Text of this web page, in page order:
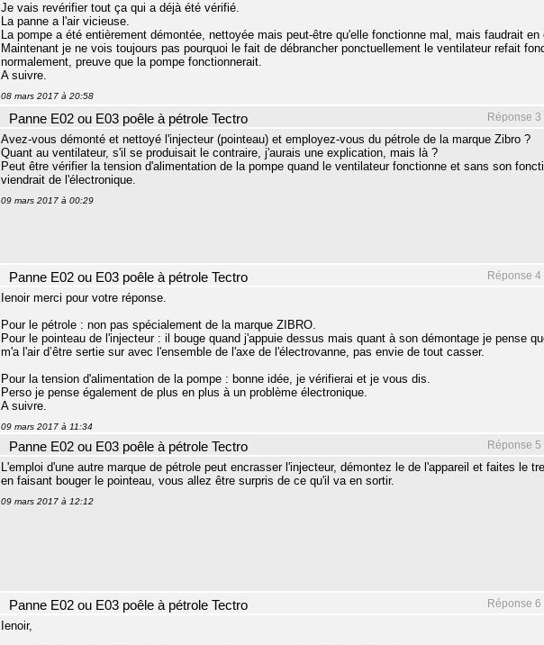
Je vais revérifier tout ça qui a déjà été vérifié.
La panne a l'air vicieuse.
La pompe a été entièrement démontée, nettoyée mais peut-être qu'elle fonctionne mal, mais faudrait
Maintenant je ne vois toujours pas pourquoi le fait de débrancher ponctuellement le ventilateur refait
normalement, preuve que la pompe fonctionnerait.
A suivre.
08 mars 2017 à 20:58
Réponse
Panne E02 ou E03 poêle à pétrole Tectro
Avez-vous démonté et nettoyé l'injecteur (pointeau) et employez-vous du pétrole de la marque Zibro ?
Quant au ventilateur, s'il se produisait le contraire, j'aurais une explication, mais là ?
Peut être vérifier la tension d'alimentation de la pompe quand le ventilateur fonctionne et sans son
viendrait de l'électronique.
09 mars 2017 à 00:29
Réponse
Panne E02 ou E03 poêle à pétrole Tectro
Ienoir merci pour votre réponse.
Pour le pétrole : non pas spécialement de la marque ZIBRO.
Pour le pointeau de l'injecteur : il bouge quand j'appuie dessus mais quant à son démontage je pense
m'a l'air d’être sertie sur avec l'ensemble de l'axe de l'électrovanne, pas envie de tout casser.
Pour la tension d'alimentation de la pompe : bonne idée, je vérifierai et je vous dis.
Perso je pense également de plus en plus à un problème électronique.
A suivre.
09 mars 2017 à 11:34
Réponse
Panne E02 ou E03 poêle à pétrole Tectro
L'emploi d'une autre marque de pétrole peut encrasser l'injecteur, démontez le de l'appareil et faites le
en faisant bouger le pointeau, vous allez être surpris de ce qu'il va en sortir.
09 mars 2017 à 12:12
Réponse
Panne E02 ou E03 poêle à pétrole Tectro
Ienoir,